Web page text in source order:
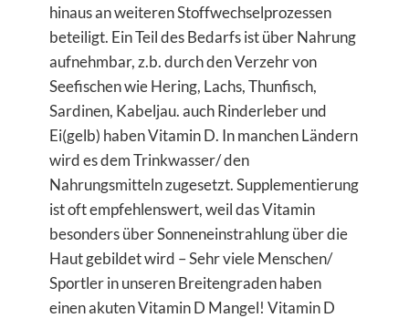
hinaus an weiteren Stoffwechselprozessen
beteiligt. Ein Teil des Bedarfs ist über Nahrung
aufnehmbar, z.b. durch den Verzehr von
Seefischen wie Hering, Lachs, Thunfisch,
Sardinen, Kabeljau. auch Rinderleber und
Ei(gelb) haben Vitamin D. In manchen Ländern
wird es dem Trinkwasser/ den
Nahrungsmitteln zugesetzt. Supplementierung
ist oft empfehlenswert, weil das Vitamin
besonders über Sonneneinstrahlung über die
Haut gebildet wird – Sehr viele Menschen/
Sportler in unseren Breitengraden haben
einen akuten Vitamin D Mangel! Vitamin D